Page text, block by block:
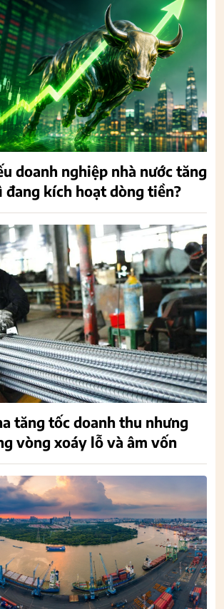
doanh nghiệp nhà nước tăng
đang kích hoạt dòng tiền?
tăng tốc doanh thu nhưng
vòng xoáy lỗ và âm vốn